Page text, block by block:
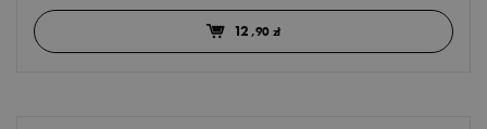
12,90 zł